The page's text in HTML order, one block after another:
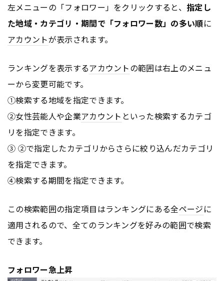
左メニューの「フォロワー」をクリックすると、指定し
た地域・カテゴリ・期間で「フォロワー数」の多い順に
アカウントが表示されます。
ランキングを表示するアカウントの範囲は右上のメニュ
ーから変更可能です。
①検索する地域を指定できます。
②女性芸能人や企業アカウント といった検索するカテゴ
リを指定できます。
③ ②で指定したカテゴリからさらに絞り込んだカテゴリ
を指定できます。
④検索する期間を指定できます。
この検索範囲の指定項目はランキングにある全ページに
適用されるので、全てのランキングを好みの範囲で検索
できます。
フォロワー急上昇